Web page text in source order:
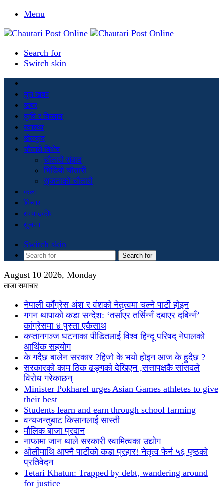
Menu
Search for
Switch skin
मूल खबर
खबर
कृषि र किसान
स्वास्थ्य
खेलकुद
चौतारी विशेष
चौतारी संवाद
भिडियो चौतारी
सृजनाको चौतारी
कला
विचार
सम्पादकीय
सुचना
Switch skin
Search for
August 10 2026, Monday
ताजा समाचार
नेपाली काँग्रेस अंश र वंशको नेतृत्वमा चल्ने पार्टी होइन
गगन थापाको कडा सन्देश: ‘तर्साएर तर्सिन्नँ दबाएर दबिन्नँ’
कांग्रेसमा ४ पुस्ता एकैसाथ
कप्तानगञ्ज घटनाका पीडितलाई विश्व हिन्दू परिषद् नेपालको
आर्थिक सहयोग
के गदैैछ बालेन सरकार ?हिजो के भयो होइन आज के हुदैछ ?
सरकारको काम ठिक ढङ्गको देखिएन ,सत्तापक्षकै सांसदले
विरोध गरेकाछन्
Minister Pokharel urges Asian Games athletes to give
their best
Students learn and earn through school farming
वन्यजन्तुबाट किसानलाई सास्ती
मौलिक बाजा प्रदान
नाफामा जान थाले सरकारी स्वामित्वका उद्योग
ओलीमाथि आफ्नै पार्टीको कडा प्रहार! नेतृत्व फेर्न ५६ पृष्ठको
प्रतिवेदन
Tetari Khatun: Trapped by debt, wandering around
for justice